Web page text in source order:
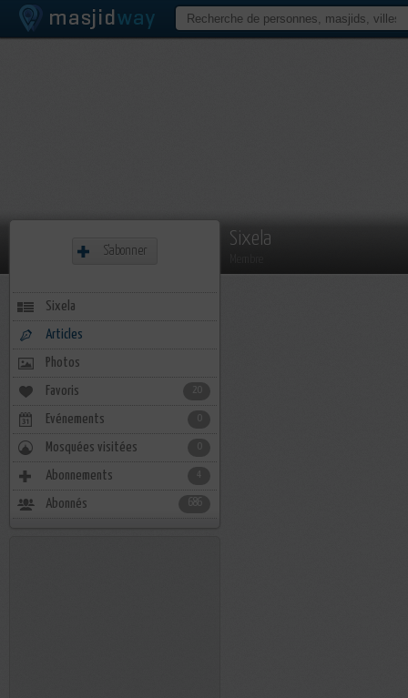
Sixela
S'abonner
Sixela
Articles
Photos
Favoris 20
Evénements
Mosquées visitées
Abonnements
Abonnés 686